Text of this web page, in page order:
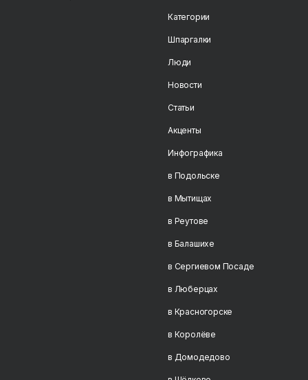
Категории
Шпаргалки
Люди
Новости
Статьи
Акценты
Инфографика
в Подольске
в Мытищах
в Реутове
в Балашихе
в Сергиевом Посаде
в Люберцах
в Красногорске
в Королёве
в Домодедово